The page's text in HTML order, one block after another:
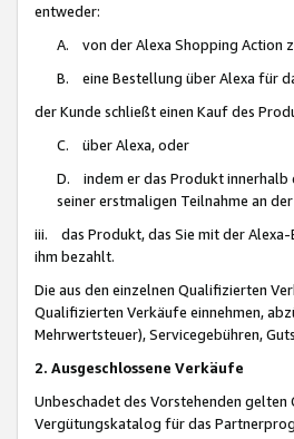
entweder:
A. von der Alexa Shopping Action
B. eine Bestellung über Alexa für
der Kunde schließt einen Kauf des
C. über Alexa, oder
D. indem er das Produkt innerhalb
seiner erstmaligen Teilnahme an
iii. das Produkt, das Sie mit der
ihm bezahlt.
Die aus den einzelnen Qualifizierten
Qualifizierten Verkäufe einnehmen,
Mehrwertsteuer), Servicegebühren,
2. Ausgeschlossene Verkäufe
Unbeschadet des Vorstehenden
Vergütungskatalog für das